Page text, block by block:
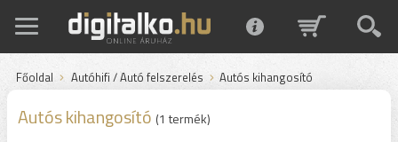
Főoldal Autóhifi / Autó felszerelés Autós kihangosító
Autós kihangosító (1 termék)